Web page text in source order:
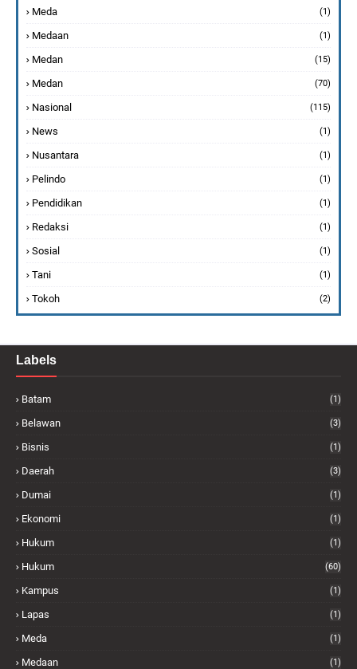
Meda (1)
Medaan (1)
Medan (15)
Medan (70)
Nasional (115)
News (1)
Nusantara (1)
Pelindo (1)
Pendidikan (1)
Redaksi (1)
Sosial (1)
Tani (1)
Tokoh (2)
Labels
Batam (1)
Belawan (3)
Bisnis (1)
Daerah (3)
Dumai (1)
Ekonomi (1)
Hukum (1)
Hukum (60)
Kampus (1)
Lapas (1)
Meda (1)
Medaan (1)